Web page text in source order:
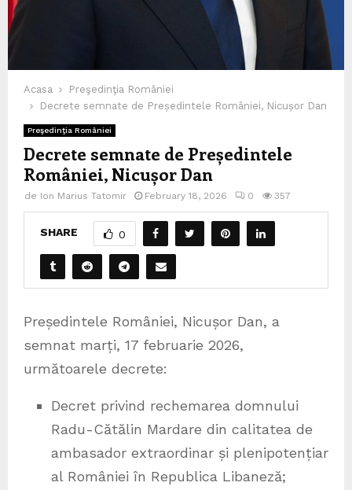
Acasa
Preşedinţia României
Decrete semnate de Președintele României, Nicușor Dan
Preşedinţia României
Decrete semnate de Președintele
României, Nicușor Dan
de Ion Marius Tatomir February 18, 2026 0 357
SHARE 0
Președintele României, Nicușor Dan, a
semnat marți, 17 februarie 2026,
următoarele decrete:
Decret privind rechemarea domnului
Radu-Cătălin Mardare din calitatea de
ambasador extraordinar și plenipotențiar
al României în Republica Libaneză;